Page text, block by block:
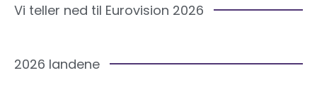
Vi teller ned til Eurovision 2026
2026 landene